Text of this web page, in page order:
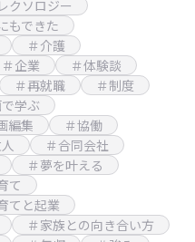
クソロジー
もできた
＃介護
＃企業
＃体験談
＃再就職
＃制度
学ぶ
編集
＃協働
＃合同会社
＃夢を叶える
て
てと起業
＃家族との向き合い方